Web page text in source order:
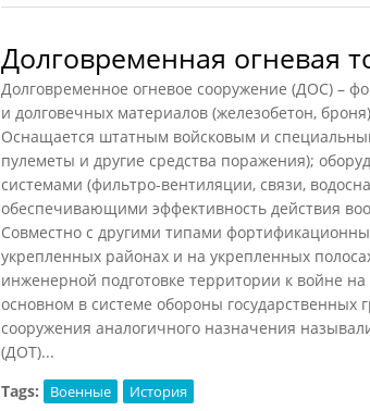
Долговременная огневая
Долговременное огневое сооружение (ДОС) –
и долговечных материалов (железобетон,
Оснащается штатным войсковым и
пулеметы и другие средства поражения);
системами (фильтро-вентиляции, связи,
обеспечивающими эффективность действия
Совместно с другими типами
укрепленных районах и на укрепленных
инженерной подготовке территории к войне
основном в системе обороны
сооружения аналогичного назначения
(ДОТ)...
Tags:
Военные История